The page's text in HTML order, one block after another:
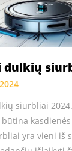
dulkių
siurbliai
būtina
yra vieni iš